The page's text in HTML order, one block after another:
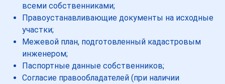
всеми собственниками;
Правоустанавливающие документы на исходные
участки;
Межевой план, подготовленный кадастровым
инженером;
Паспортные данные собственников;
Согласие правообладателей (при наличии